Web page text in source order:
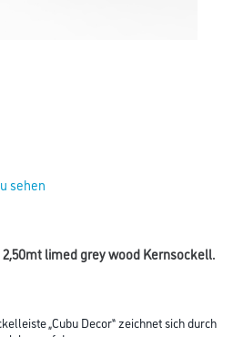
sehen
limed grey wood Kernsockell.
„Cubu Decor“ zeichnet sich durch